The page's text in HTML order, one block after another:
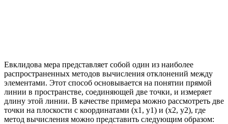
Евклидова мера представляет собой один из наиболее
распространенных методов вычисления отклонений между
элементами. Этот способ основывается на понятии прямой
линии в пространстве, соединяющей две точки, и измеряет
длину этой линии. В качестве примера можно рассмотреть две
точки на плоскости с координатами (x1, y1) и (x2, y2), где
метод вычисления можно представить следующим образом: